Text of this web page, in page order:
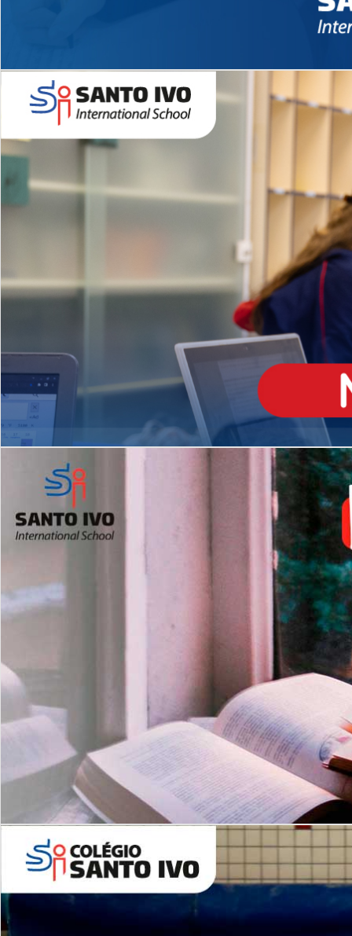
Novidades 2026 High School
Matrículas Abertas 2026
Leituras Literárias
EDUCAÇÃO INFANTIL
Inglês todos os dias
MÉDIO
igh School
Dupla Diplomação
2º AO 5º ANO FUNDAMENTAL
es
Com imersão Bilingue - Anos
Finais
6º AO 9º ANO FUNDAMENTAL
Inglês: Turmas Reduzidas
(Proficiência)
ALUNOS NOVOS
Entre em Contato